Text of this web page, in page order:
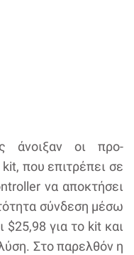
άνοιξαν οι προ-
που επιτρέπει σε
να αποκτήσει
σύνδεση μέσω
για το kit και
Στο παρελθόν η